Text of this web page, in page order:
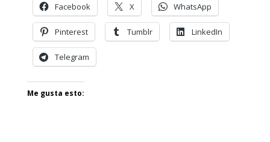
Facebook X WhatsApp
Pinterest Tumblr LinkedIn
Telegram
Me gusta esto: